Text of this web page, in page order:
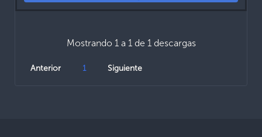
Mostrando 1 a 1 de 1 descargas
Anterior 1 Siguiente